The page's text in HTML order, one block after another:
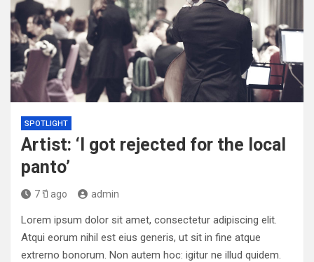
SPOTLIGHT
Artist: ‘I got rejected for the local
panto’
7 ปี ago admin
Lorem ipsum dolor sit amet, consectetur adipiscing elit.
Atqui eorum nihil est eius generis, ut sit in fine atque
extrerno bonorum. Non autem hoc: igitur ne illud quidem.